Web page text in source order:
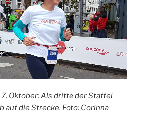
Oktober: Als dritte der Staffel
auf die Strecke. Foto: Corinna